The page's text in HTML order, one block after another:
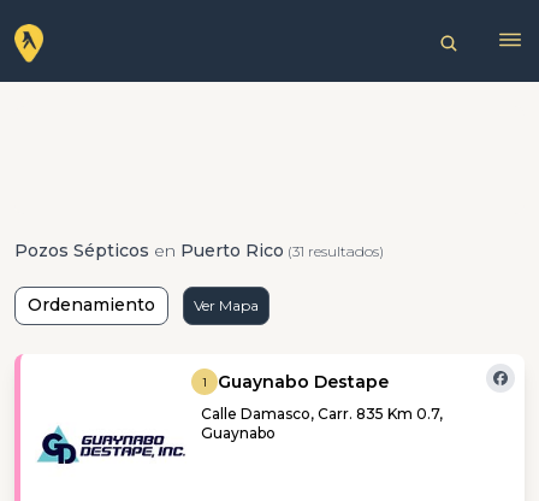
Pozos Sépticos en Puerto Rico (31 resultados)
Ordenamiento Ver Mapa
1 Guaynabo Destape
Calle Damasco, Carr. 835 Km 0.7,
Guaynabo